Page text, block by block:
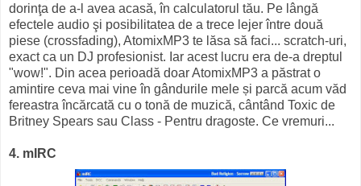
dorinţa de a-l avea acasă, în calculatorul tău. Pe lângă
efectele audio şi posibilitatea de a trece lejer între două
piese (crossfading), AtomixMP3 te lăsa să faci... scratch-uri,
exact ca un DJ profesionist. Iar acest lucru era de-a dreptul
"wow!". Din acea perioadă doar AtomixMP3 a păstrat o
amintire ceva mai vine în gândurile mele și parcă acum văd
fereastra încărcată cu o tonă de muzică, cântând Toxic de
Britney Spears sau Class - Pentru dragoste. Ce vremuri...
4. mIRC